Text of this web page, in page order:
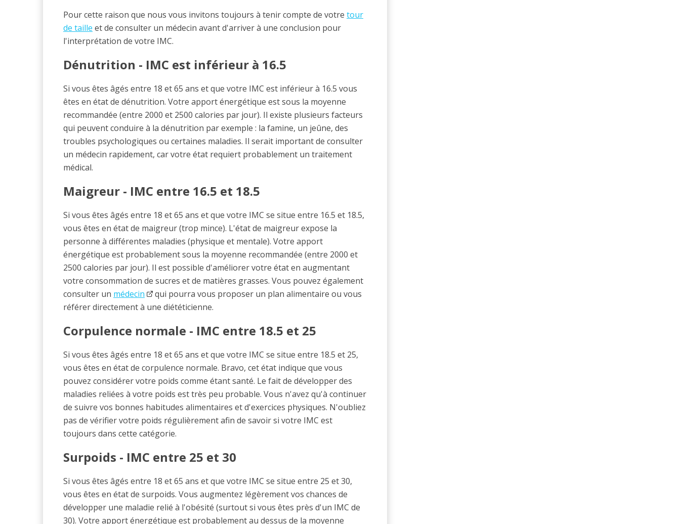
Pour cette raison que nous vous invitons toujours à tenir compte de votre tour
de taille et de consulter un médecin avant d'arriver à une conclusion pour
l'interprétation de votre IMC.
Dénutrition - IMC est inférieur à 16.5
Si vous êtes âgés entre 18 et 65 ans et que votre IMC est inférieur à 16.5 vous
êtes en état de dénutrition. Votre apport énergétique est sous la moyenne
recommandée (entre 2000 et 2500 calories par jour). Il existe plusieurs facteurs
qui peuvent conduire à la dénutrition par exemple : la famine, un jeûne, des
troubles psychologiques ou certaines maladies. Il serait important de consulter
un médecin rapidement, car votre état requiert probablement un traitement
médical.
Maigreur - IMC entre 16.5 et 18.5
Si vous êtes âgés entre 18 et 65 ans et que votre IMC se situe entre 16.5 et 18.5,
vous êtes en état de maigreur (trop mince). L'état de maigreur expose la
personne à différentes maladies (physique et mentale). Votre apport
énergétique est probablement sous la moyenne recommandée (entre 2000 et
2500 calories par jour). Il est possible d'améliorer votre état en augmentant
votre consommation de sucres et de matières grasses. Vous pouvez également
consulter un médecin
qui pourra vous proposer un plan alimentaire ou vous
référer directement à une diététicienne.
Corpulence normale - IMC entre 18.5 et 25
Si vous êtes âgés entre 18 et 65 ans et que votre IMC se situe entre 18.5 et 25,
vous êtes en état de corpulence normale. Bravo, cet état indique que vous
pouvez considérer votre poids comme étant santé. Le fait de développer des
maladies reliées à votre poids est très peu probable. Vous n'avez qu'à continuer
de suivre vos bonnes habitudes alimentaires et d'exercices physiques. N'oubliez
pas de vérifier votre poids régulièrement afin de savoir si votre IMC est
toujours dans cette catégorie.
Surpoids - IMC entre 25 et 30
Si vous êtes âgés entre 18 et 65 ans et que votre IMC se situe entre 25 et 30,
vous êtes en état de surpoids. Vous augmentez légèrement vos chances de
développer une maladie relié à l'obésité (surtout si vous êtes près d'un IMC de
30). Votre apport énergétique est probablement au dessus de la moyenne